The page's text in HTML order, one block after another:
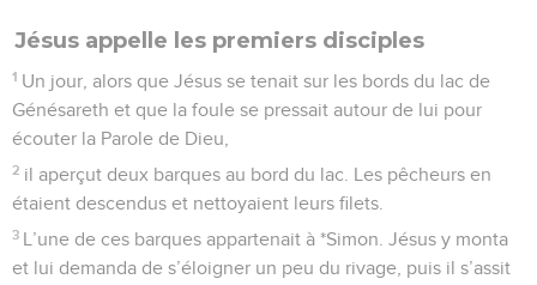
Jésus appelle les premiers disciples
1 Un jour, alors que Jésus se tenait sur les bords du lac de
Génésareth et que la foule se pressait autour de lui pour
écouter la Parole de Dieu,
2 il aperçut deux barques au bord du lac. Les pêcheurs en
étaient descendus et nettoyaient leurs filets.
3 L’une de ces barques appartenait à *Simon. Jésus y monta
et lui demanda de s’éloigner un peu du rivage, puis il s’assit